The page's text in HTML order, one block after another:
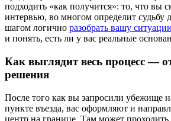
подходить «как получится»: то, что вы
интервью, во многом определит судьбу
шагом логично разобрать вашу
и понять, есть ли у вас реальные
Как выглядит весь процесс —
решения
После того как вы запросили убежище
пункте въезда, вас оформляют и
центр на границе. Там может